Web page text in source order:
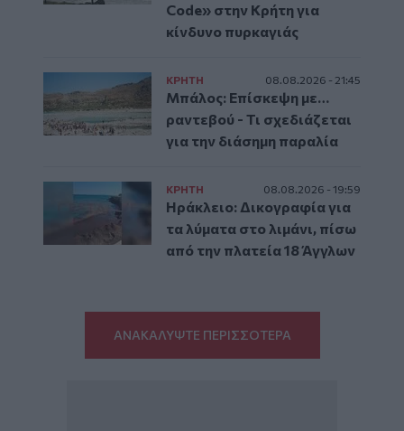
Code» στην Κρήτη για
κίνδυνο πυρκαγιάς
ΚΡΗΤΗ 08.08.2026 - 21:45
Μπάλος: Επίσκεψη με…
ραντεβού - Τι σχεδιάζεται
για την διάσημη παραλία
ΚΡΗΤΗ 08.08.2026 - 19:59
Ηράκλειο: Δικογραφία για
τα λύματα στο λιμάνι, πίσω
από την πλατεία 18 Άγγλων
ΑΝΑΚΑΛΥΨΤΕ ΠΕΡΙΣΣΟΤΕΡΑ